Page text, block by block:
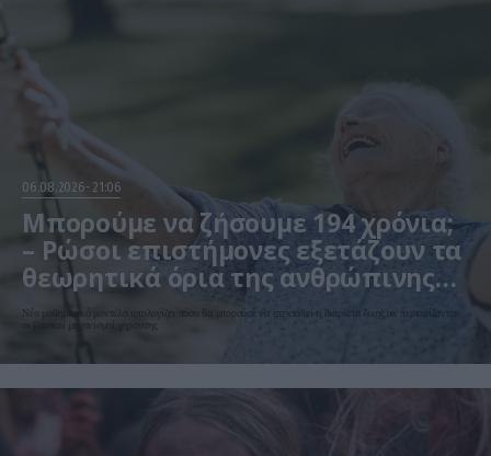
06.08.2026 21:06
Μπορούμε να ζήσουμε 194 χρόνια;
– Ρώσοι επιστήμονες εξετάζουν τα
θεωρητικά όρια της ανθρώπινης
ζωής
Νέο μαθηματικό μοντέλο υπολογίζει πόσο θα μπορούσε να επεκταθεί η διάρκεια ζωής αν περιορίζονταν
οι βασικοί μηχανισμοί γήρανσης